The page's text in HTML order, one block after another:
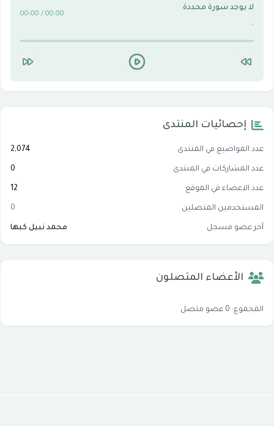
لا يوجد سورة محددة
-
00:00 / 00:00
إحصائيات المنتدى
عدد المواضيع في المنتدى 2,074
عدد المشاركات في المنتدى 0
عدد الاعضاء في الموقع 12
المستخدمين المتصلين 0
آخر عضو مسجل محمد نبيل كبها
الأعضاء المتصلون
المجموع: 0 عضو متصل